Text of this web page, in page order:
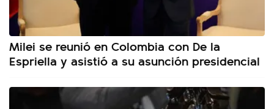
Milei se reunió en Colombia con De la
Espriella y asistió a su asunción presidencial